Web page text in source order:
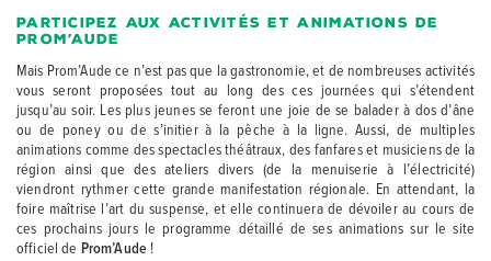
Participez aux activités et animations de
Prom’Aude
Mais Prom’Aude ce n’est pas que la gastronomie, et de nombreuses activités
vous seront proposées tout au long des ces journées qui s’étendent
jusqu’au soir. Les plus jeunes se feront une joie de se balader à dos d’âne
ou de poney ou de s’initier à la pêche à la ligne. Aussi, de multiples
animations comme des spectacles théâtraux, des fanfares et musiciens de la
région ainsi que des ateliers divers (de la menuiserie à l’électricité)
viendront rythmer cette grande manifestation régionale. En attendant, la
foire maîtrise l’art du suspense, et elle continuera de dévoiler au cours de
ces prochains jours le programme détaillé de ses animations sur le site
officiel de Prom’Aude!